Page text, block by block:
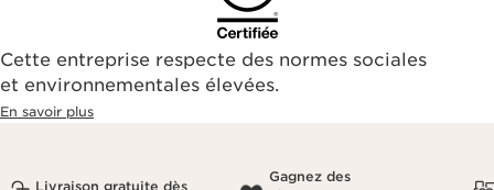
Cette entreprise respecte des normes sociales
et environnementales élevées.
En savoir plus
Livraison gratuite dès
Gagnez des